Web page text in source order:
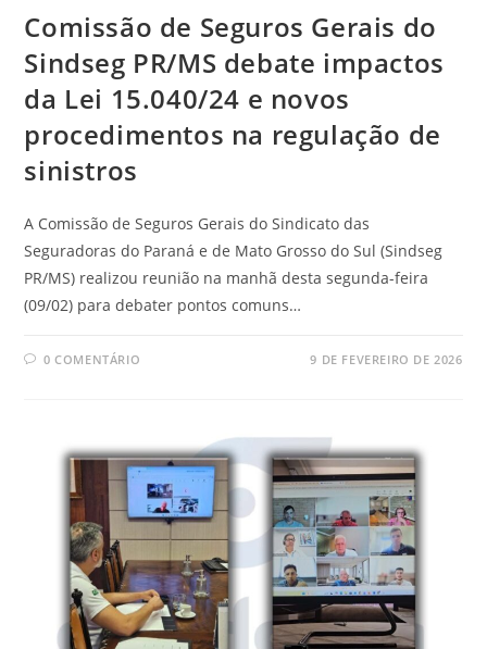
Comissão de Seguros Gerais do
Sindseg PR/MS debate impactos
da Lei 15.040/24 e novos
procedimentos na regulação de
sinistros
A Comissão de Seguros Gerais do Sindicato das
Seguradoras do Paraná e de Mato Grosso do Sul (Sindseg
PR/MS) realizou reunião na manhã desta segunda-feira
(09/02) para debater pontos comuns…
0 COMENTÁRIO 9 DE FEVEREIRO DE 2026